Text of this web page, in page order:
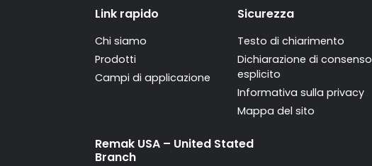
Link rapido
Chi siamo
Prodotti
Campi di applicazione
Sicurezza
Testo di chiarimento
Dichiarazione di consenso
esplicito
Informativa sulla privacy
Mappa del sito
Remak USA – United Stated
Branch